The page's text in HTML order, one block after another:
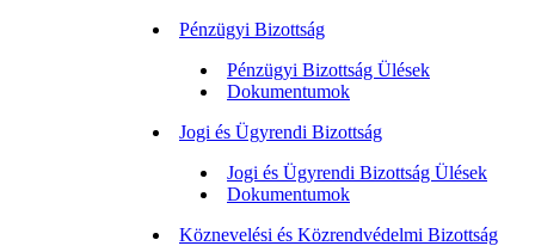
Pénzügyi Bizottság
Pénzügyi Bizottság Ülések
Dokumentumok
Jogi és Ügyrendi Bizottság
Jogi és Ügyrendi Bizottság Ülések
Dokumentumok
Köznevelési és Közrendvédelmi Bizottság